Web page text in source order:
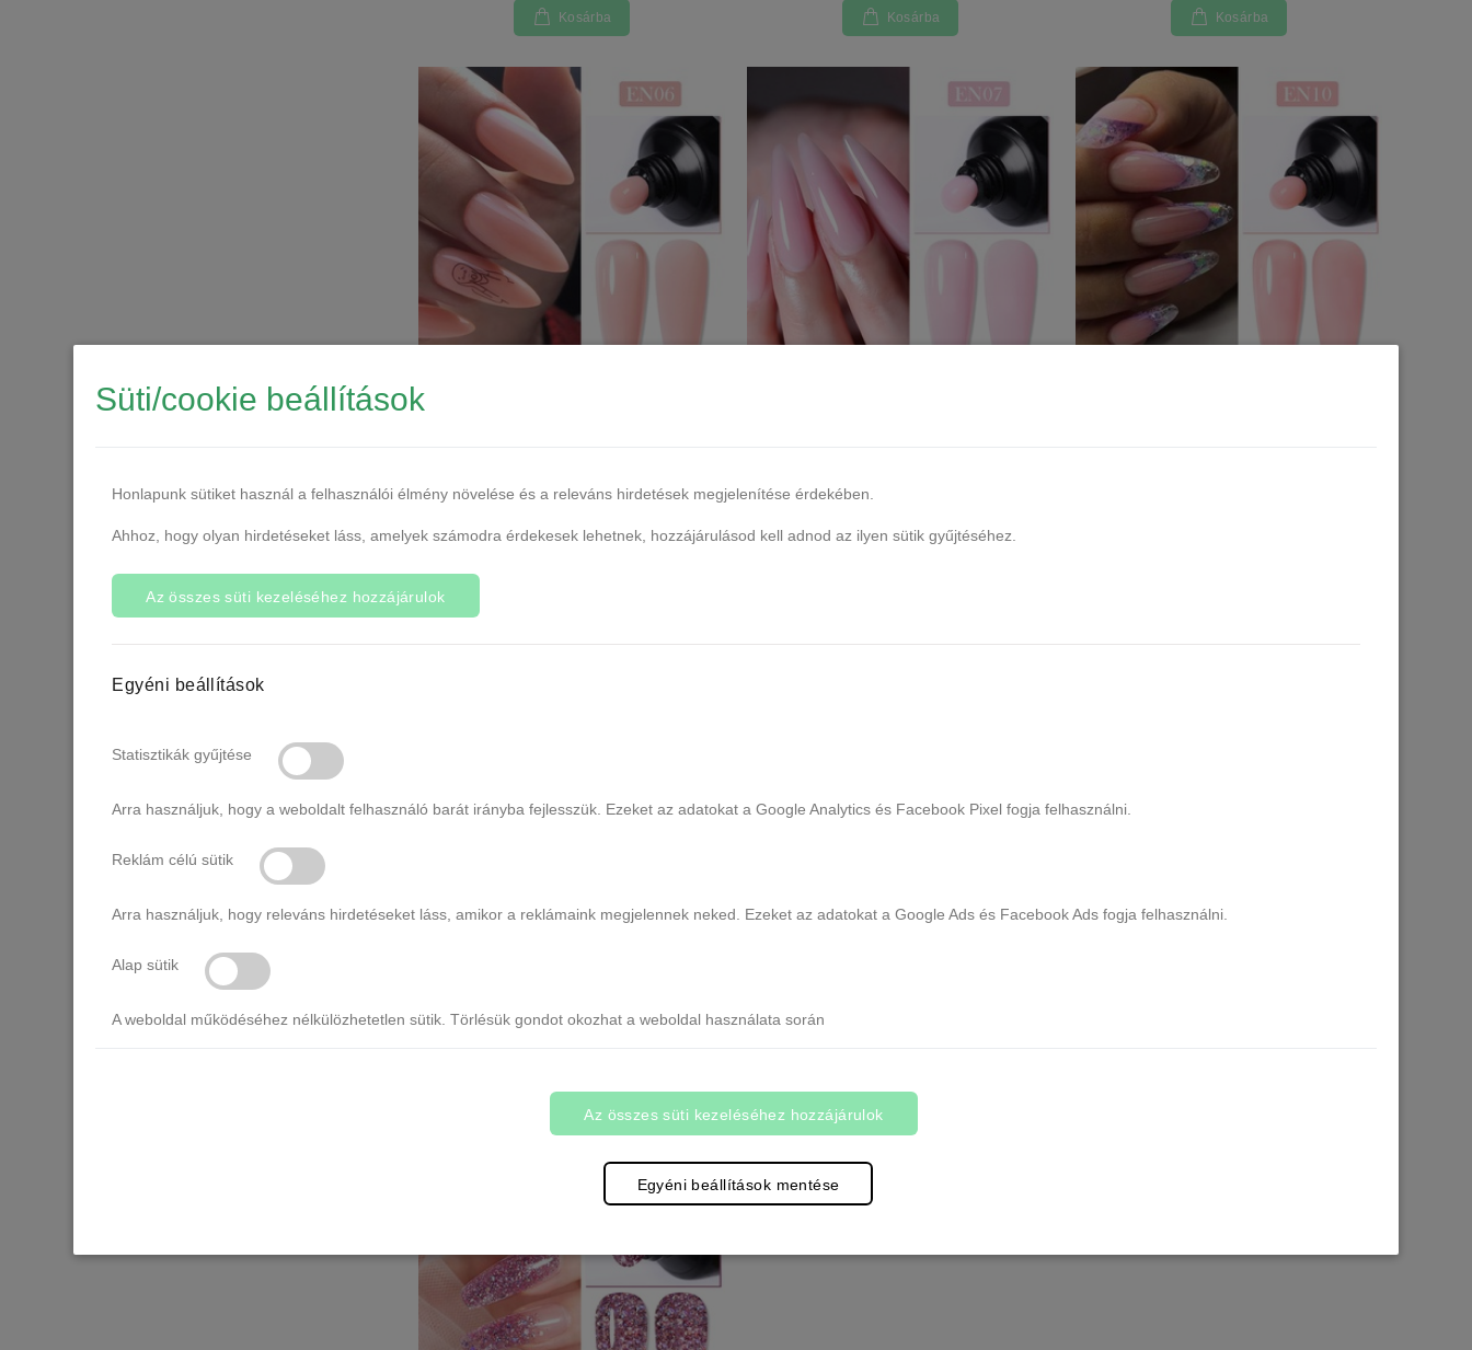
Kosárba Kosárba Kosárba
Born Pretty Pro HEMA FREE Poly Gel 60 ml
7.990 Ft
Kosárba
7.990 Ft
Kosárba
Born Pretty Pro HEMA FREE Poly Gel 60 ml
7.990 Ft
Born Pretty Pro HEMA FREE Poly Gel 60 ml
Born Pretty Pro HEMA FREE Poly Gel 60 ml
Süti/cookie beállítások
Honlapunk sütiket használ a felhasználói élmény növelése és a releváns hirdetések megjelenítése érdekében.
Ahhoz, hogy olyan hirdetéseket láss, amelyek számodra érdekesek lehetnek, hozzájárulásod kell adnod az ilyen sütik gyűjtéséhez.
Az összes süti kezeléséhez hozzájárulok
Egyéni beállítások
Statisztikák gyűjtése
Arra használjuk, hogy a weboldalt felhasználó barát irányba fejlesszük. Ezeket az adatokat a Google Analytics és Facebook Pixel fogja felhasználni.
Reklám célú sütik
Arra használjuk, hogy releváns hirdetéseket láss, amikor a reklámaink megjelennek neked. Ezeket az adatokat a Google Ads és Facebook Ads fogja felhasználni.
Alap sütik
A weboldal működéséhez nélkülözhetetlen sütik. Törlésük gondot okozhat a weboldal használata során
Az összes süti kezeléséhez hozzájárulok
Egyéni beállítások mentése